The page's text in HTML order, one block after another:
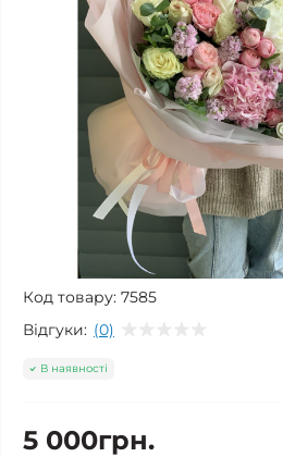
Код товару: 7585
Відгуки: (0)
В наявності
5 000грн.